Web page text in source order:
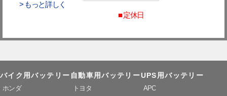
> もっと詳しく
■ 定休日
バイク用バッテリー
ホンダ
自動車用バッテリー
トヨタ
UPS用バッテリー
APC